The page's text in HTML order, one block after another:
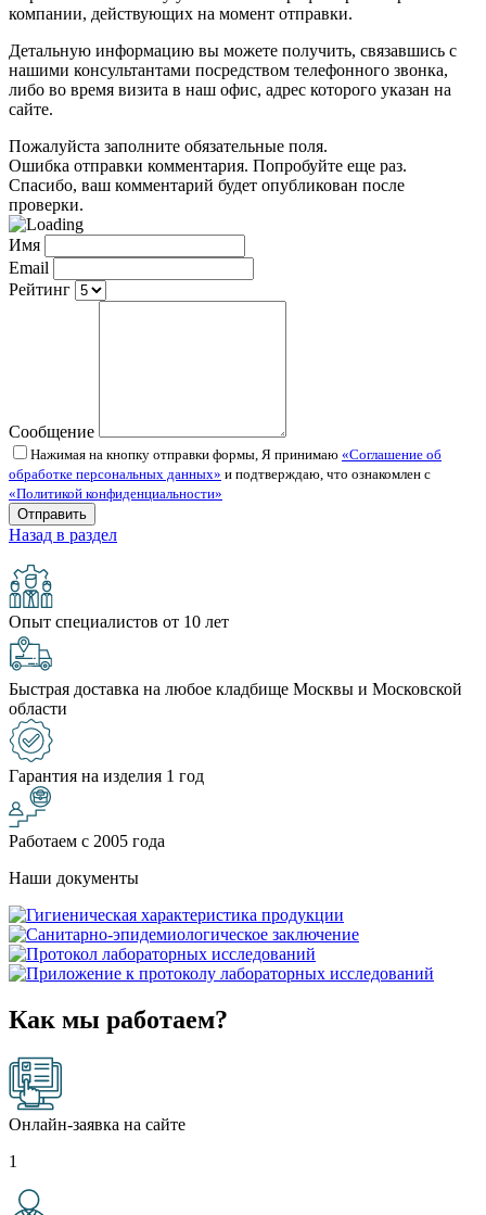
компании, действующих на момент отправки.
Детальную информацию вы можете получить, связавшись с
нашими консультантами посредством телефонного звонка,
либо во время визита в наш офис, адрес которого указан на
сайте.
Пожалуйста заполните обязательные поля.
Ошибка отправки комментария. Попробуйте еще раз.
Спасибо, ваш комментарий будет опубликован после
проверки.
Имя
Email
Рейтинг
Сообщение
Нажимая на кнопку отправки формы, Я принимаю «Соглашение об
обработке персональных данных» и подтверждаю, что ознакомлен с
«Политикой конфиденциальности»
Назад в раздел
Опыт специалистов от 10 лет
Быстрая доставка на любое кладбище Москвы и Московской
области
Гарантия на изделия 1 год
Работаем с 2005 года
Наши документы
Как мы работаем?
Онлайн-заявка на сайте
1